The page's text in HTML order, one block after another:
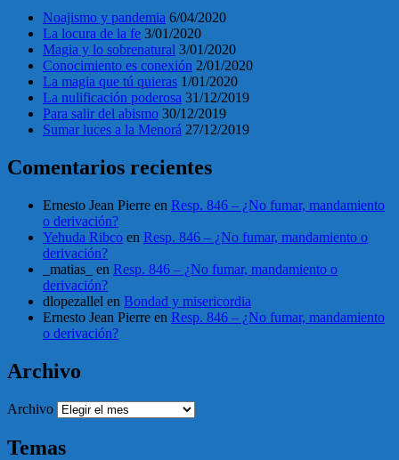
Noajismo y pandemia 6/04/2020
La locura de la fe 3/01/2020
Magia y lo sobrenatural 3/01/2020
Conocimiento es conexión 2/01/2020
La magia que tú quieras 1/01/2020
La nulificación poderosa 31/12/2019
Para salir del abismo 30/12/2019
Sumar luces a la Menorá 27/12/2019
Comentarios recientes
Ernesto Jean Pierre en Resp. 846 – ¿No fumar, mandamiento
o derivación?
Yehuda Ribco en Resp. 846 – ¿No fumar, mandamiento o
derivación?
_matias_
en Resp. 846 – ¿No fumar, mandamiento o
derivación?
dlopezallel en Bondad y misericordia
Ernesto Jean Pierre en Resp. 846 – ¿No fumar, mandamiento
o derivación?
Archivo
Archivo
Temas